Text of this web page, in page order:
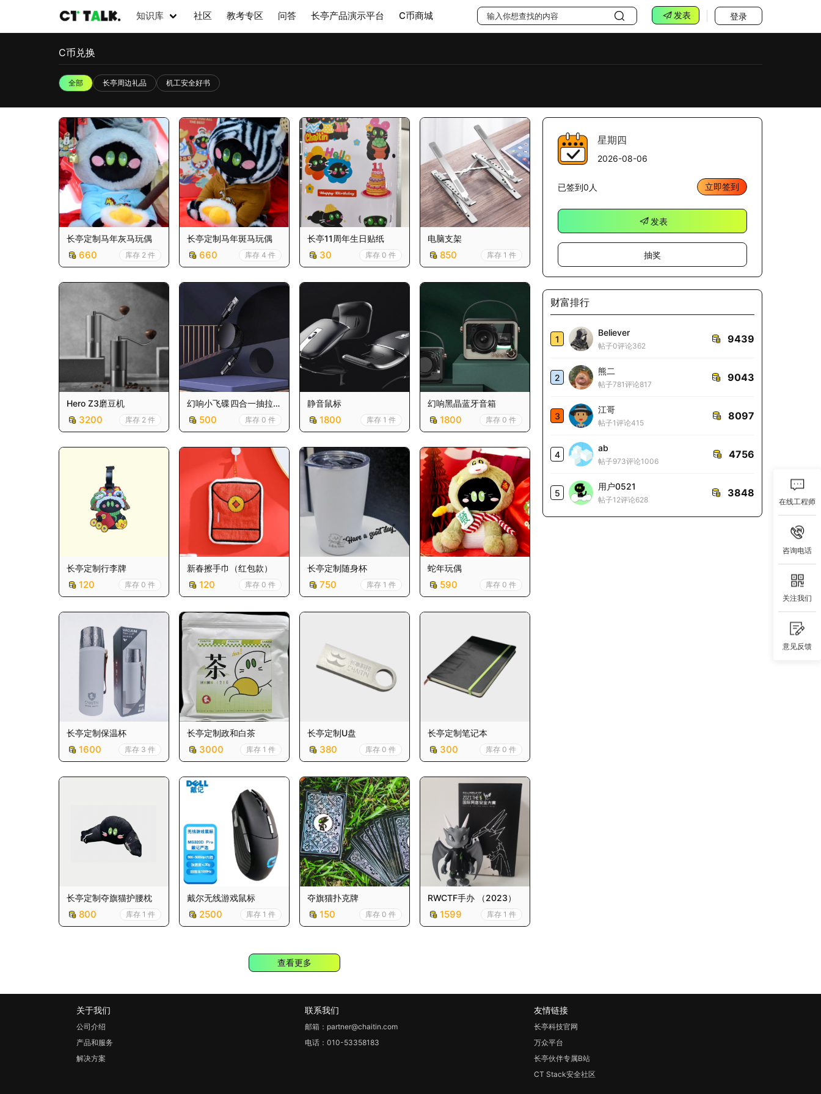
知识库 社区 教考专区 问答 长亭产品演示平台 C币商城 发表 登录
C币兑换
全部 长亭周边礼品 机工安全好书
长亭定制马年灰马玩偶
660 库存 2 件
长亭定制马年斑马玩偶
660 库存 4 件
长亭11周年生日贴纸
30 库存 0 件
电脑支架
850 库存 1 件
Hero Z3磨豆机
3200 库存 2 件
幻响小飞碟四合一抽拉快
充线500 库存 0 件
静音鼠标
1800 库存 1 件
幻响黑晶蓝牙音箱
1800 库存 0 件
长亭定制行李牌
120 库存 0 件
新春擦手巾（红包款）
120 库存 0 件
长亭定制随身杯
750 库存 1 件
蛇年玩偶
590 库存 0 件
长亭定制保温杯
1600 库存 3 件
长亭定制政和白茶
3000 库存 1 件
长亭定制U盘
380 库存 0 件
长亭定制笔记本
300 库存 0 件
长亭定制夺旗猫护腰枕
800 库存 1 件
戴尔无线游戏鼠标
2500 库存 1 件
夺旗猫扑克牌
150 库存 0 件
RWCTF手办 （2023）
1599 库存 1 件
查看更多
星期四
2026-08-06
已签到0人 立即签到
发表
抽奖
财富排行
1
Believer
帖子0评论362
9439
2
熊二
帖子781评论817
9043
3
江哥
帖子1评论415
8097
4
ab
帖子973评论1006
4756
5
用户0521
帖子12评论628
3848
在线工程师
咨询电话
关注我们
意见反馈
关于我们
公司介绍
产品和服务
解决方案
联系我们
邮箱：partner@chaitin.com
电话：010-53358183
友情链接
长亭科技官网
万众平台
长亭伙伴专属B站
CT Stack安全社区